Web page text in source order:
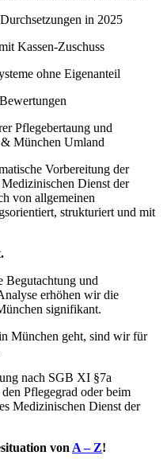
in 2025
Kassen-Zuschuss
ohne Eigenanteil
Pflegebertaung und
München Umland
Vorbereitung der
Dienst der
von allgemeinen
strukturiert und mit
Begutachtung und
erhöhen wir die
signifikant.
München geht, sind wir für
nach SGB XI §7a
Pflegegrad oder beim
Medizinischen Dienst der
von A – Z!